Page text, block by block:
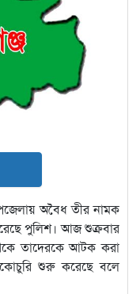
অবৈধ তীর নামক
পুলিশ। আজ শুক্রবার
তাদেরকে আটক করা
শুরু করেছে বলে